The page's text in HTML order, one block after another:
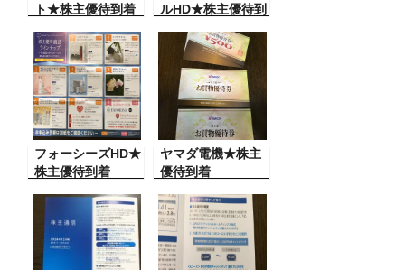
ト★株主優待到着
ルHD★株主優待到
フォーシーズHD★
株主優待到着
ヤマダ電機★株主
優待到着